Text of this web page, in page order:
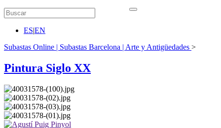
ES|EN
Subastas Online | Subastas Barcelona | Arte y Antigüedades >
Pintura Siglo XX